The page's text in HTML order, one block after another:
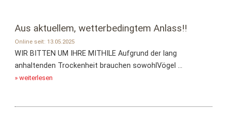
Aus aktuellem, wetterbedingtem Anlass!!
Online seit: 13.05.2025
WIR BITTEN UM IHRE MITHILE Aufgrund der lang
anhaltenden Trockenheit brauchen sowohlVögel ...
» weiterlesen